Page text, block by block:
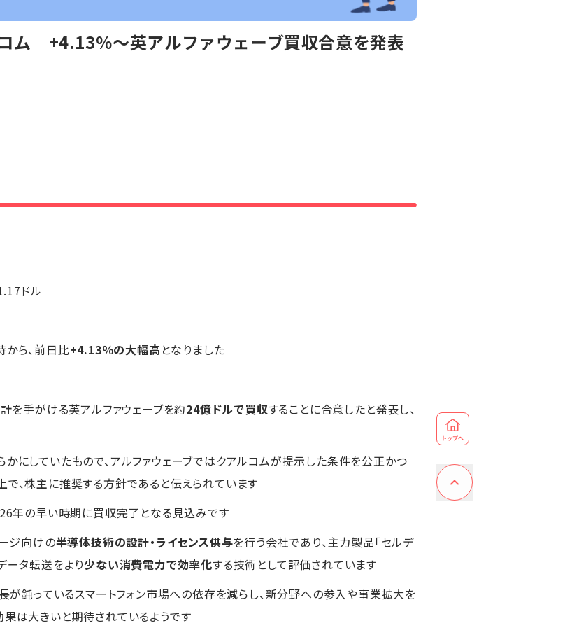
ム +4.13％～英アルファウェーブ買収合意を発表
ドル
ら、前日比+4.13％の大幅高 となりました
を手がける英アルファウェーブを約24億ドルで買収することに合意したと発表し、
していたもので、アルファウェーブではクアルコムが提示した条件を公正かつ
、株主に推奨する方針であると伝えられています
年の早い時期に買収完了となる見込みです
ジ向けの半導体技術の設計・ライセンス供与を行う会社であり、主力製品「セルデ
ータ転送をより少ない消費電力で効率化する技術として評価されています
が鈍っているスマートフォン市場への依存を減らし、新分野への参入や事業拡大を
は大きいと期待されているようです